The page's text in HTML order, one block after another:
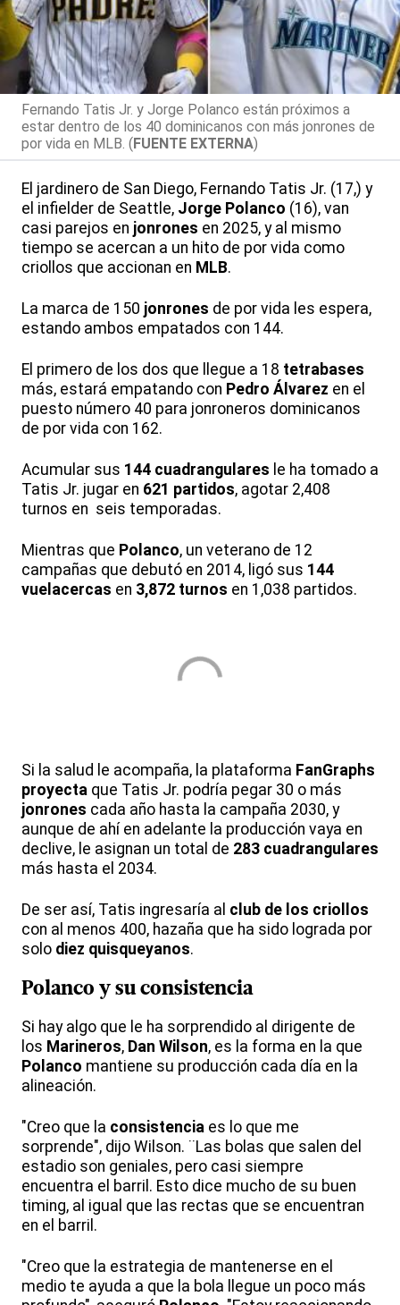
Fernando Tatis Jr. y Jorge Polanco están próximos a
estar dentro de los 40 dominicanos con más jonrones de
por vida en MLB. (FUENTE EXTERNA)
El jardinero de San Diego, Fernando Tatis Jr. (17,) y
el infielder de Seattle, Jorge Polanco (16), van
casi parejos en jonrones en 2025, y al mismo
tiempo se acercan a un hito de por vida como
criollos que accionan en MLB.
La marca de 150 jonrones de por vida les espera,
estando ambos empatados con 144.
El primero de los dos que llegue a 18 tetrabases
más, estará empatando con Pedro Álvarez en el
puesto número 40 para jonroneros dominicanos
de por vida con 162.
Acumular sus 144 cuadrangulares le ha tomado a
Tatis Jr. jugar en 621 partidos, agotar 2,408
turnos en seis temporadas.
Mientras que Polanco, un veterano de 12
campañas que debutó en 2014, ligó sus 144
vuelacercas en 3,872 turnos en 1,038 partidos.
Si la salud le acompaña, la plataforma FanGraphs
proyecta que Tatis Jr. podría pegar 30 o más
jonrones cada año hasta la campaña 2030, y
aunque de ahí en adelante la producción vaya en
declive, le asignan un total de 283 cuadrangulares
más hasta el 2034.
De ser así, Tatis ingresaría al club de los criollos
con al menos 400, hazaña que ha sido lograda por
solo diez quisqueyanos.
Polanco y suconsistencia
Si hay algo que le ha sorprendido al dirigente de
los Marineros, Dan Wilson, es la forma en la que
Polanco mantiene su producción cada día en la
alineación.
"Creo que la consistencia es lo que me
sorprende", dijo Wilson. ¨Las bolas que salen del
estadio son geniales, pero casi siempre
encuentra el barril. Esto dice mucho de su buen
timing, al igual que las rectas que se encuentran
en el barril.
"Creo que la estrategia de mantenerse en el
medio te ayuda a que la bola llegue un poco más